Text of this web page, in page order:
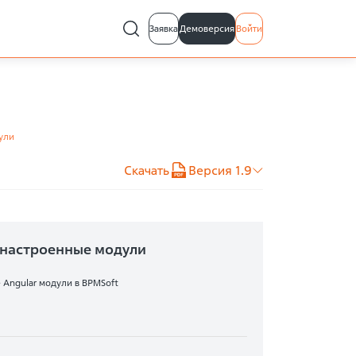
ЗаявкаДемоверсияВойти
Скачать Версия 1.9
модули
Angular модули в BPMSoft